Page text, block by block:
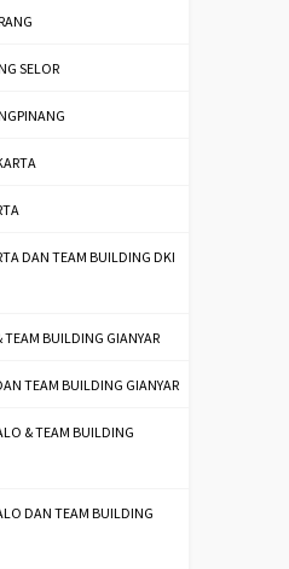
SELOR
DAN TEAM BUILDING DKI
TEAM BUILDING GIANYAR
TEAM BUILDING GIANYAR
& TEAM BUILDING
DAN TEAM BUILDING